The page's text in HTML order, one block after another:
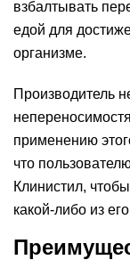
взбалтывать
едой для
организме.
Производитель
применению
что
Клинистил,
какой-либо из